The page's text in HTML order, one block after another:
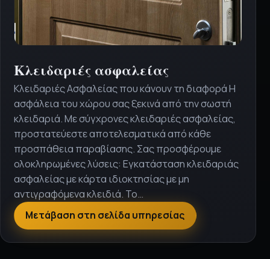
Κλειδαριές ασφαλείας
Κλειδαριές Ασφαλείας που κάνουν τη διαφορά Η
ασφάλεια του χώρου σας ξεκινά από την σωστή
κλειδαριά. Με σύγχρονες κλειδαριές ασφαλείας,
προστατεύεστε αποτελεσματικά από κάθε
προσπάθεια παραβίασης. Σας προσφέρουμε
ολοκληρωμένες λύσεις: Εγκατάσταση κλειδαριάς
ασφαλείας με κάρτα ιδιοκτησίας με μη
αντιγραφόμενα κλειδιά. Το…
Μετάβαση στη σελίδα υπηρεσίας